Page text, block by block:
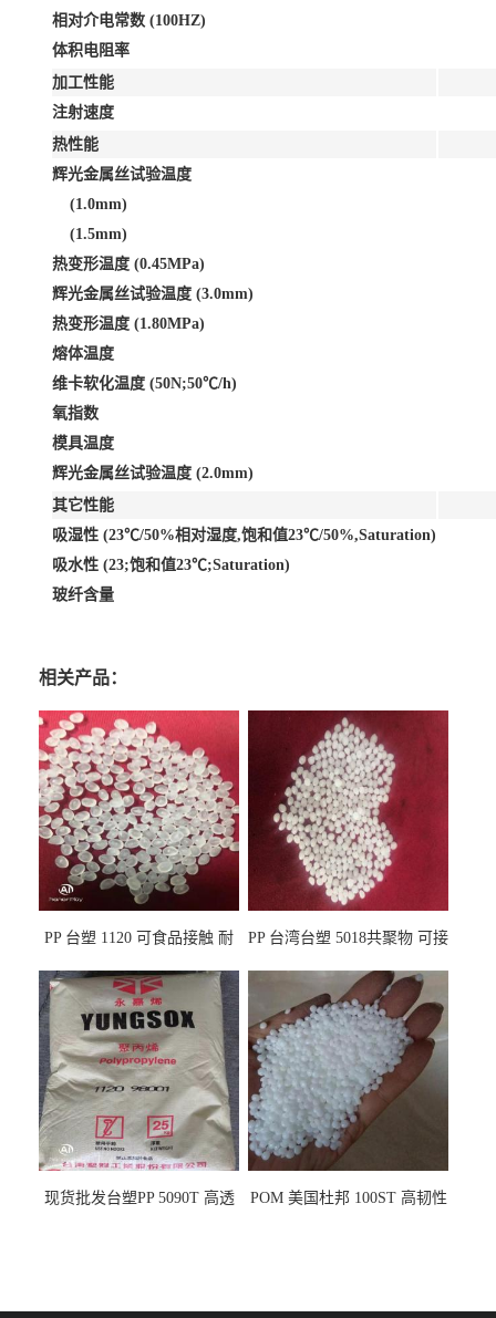
相对介电常数 (100HZ)
体积电阻率
加工性能
注射速度
热性能
辉光金属丝试验温度
(1.0mm)
(1.5mm)
热变形温度 (0.45MPa)
辉光金属丝试验温度 (3.0mm)
热变形温度 (1.80MPa)
熔体温度
维卡软化温度 (50N;50℃/h)
氧指数
模具温度
辉光金属丝试验温度 (2.0mm)
其它性能
吸湿性 (23℃/50%相对湿度,饱和值23℃/50%,Saturation)
吸水性 (23;饱和值23℃;Saturation)
玻纤含量
相关产品：
PP 台塑 1120 可食品接触 耐
PP 台湾台塑 5018共聚物 可接
现货批发台塑PP 5090T 高透
POM 美国杜邦 100ST 高韧性